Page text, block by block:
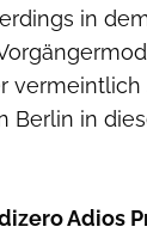
in
Berlin in
Adios